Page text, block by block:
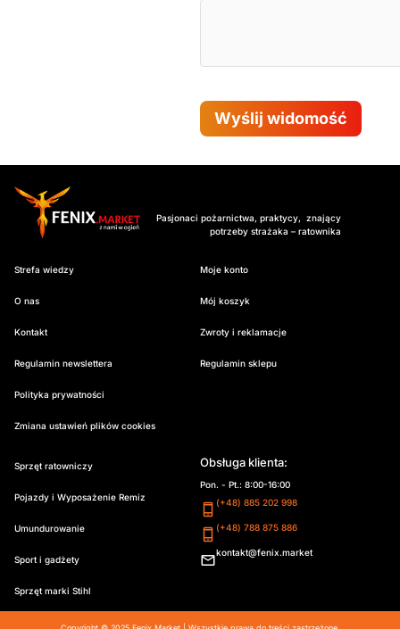
Wyślij widomość
Pasjonaci pożarnictwa, praktycy, znający
potrzeby strażaka – ratownika
Strefa wiedzy
O nas
Kontakt
Regulamin newslettera
Polityka prywatności
Zmiana ustawień plików cookies
Moje konto
Mój koszyk
Zwroty i reklamacje
Regulamin sklepu
Sprzęt ratowniczy
Pojazdy i Wyposażenie Remiz
Umundurowanie
Sport i gadżety
Sprzęt marki Stihl
Obsługa klienta:
Pon. - Pt.: 8:00-16:00
(+48) 885 202 998
(+48) 788 875 886
kontakt@fenix.market